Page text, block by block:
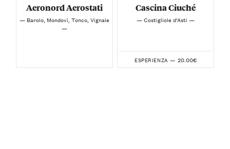
Aeronord Aerostati
— Barolo, Mondovì, Tonco, Vignale
—
Cascina Ciuché
— Costigliole d’Asti —
ESPERIENZA — 20.00€